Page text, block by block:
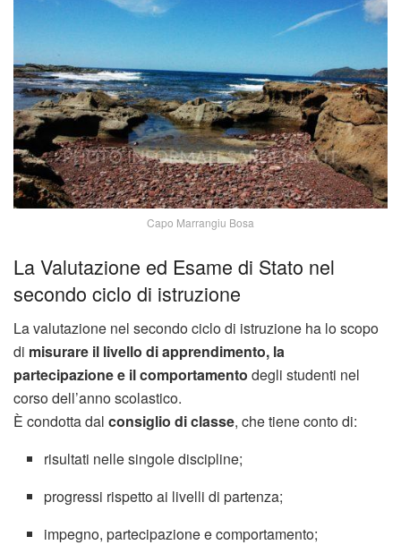
Capo Marrangiu Bosa
La Valutazione ed Esame di Stato nel
secondo ciclo di istruzione
La valutazione nel secondo ciclo di istruzione ha lo scopo
di misurare il livello di apprendimento, la
partecipazione e il comportamento degli studenti nel
corso dell’anno scolastico.
È condotta dal consiglio di classe, che tiene conto di:
risultati nelle singole discipline;
progressi rispetto ai livelli di partenza;
impegno, partecipazione e comportamento;